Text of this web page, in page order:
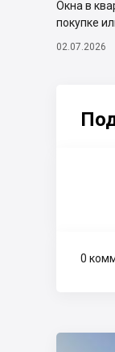
Окна в
покупке
02.07.2026
0